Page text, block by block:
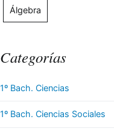
Álgebra
Categorías
1º Bach. Ciencias
1º Bach. Ciencias Sociales